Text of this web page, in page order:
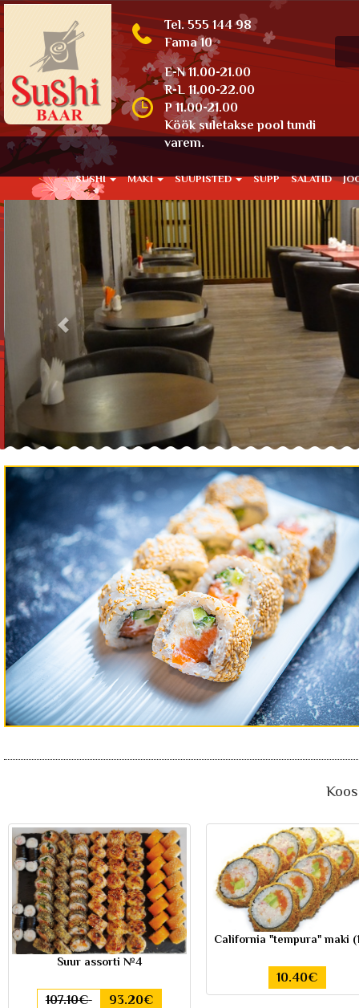
Tel. 555 144 98
Fama 10
E-N 11.00-21.00
R-L 11.00-22.00
P 11.00-21.00
Köök suletakse pool tundi
varem.
SUSHI MAKI SUUPISTED SUPP SALATID
Previous
Suur assorti №4
107.10€ 93.20€
California "tempura" maki
10.40€